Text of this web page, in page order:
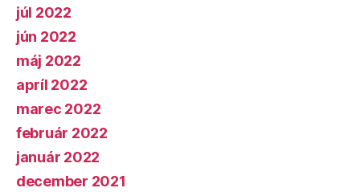
júl 2022
jún 2022
máj 2022
apríl 2022
marec 2022
február 2022
január 2022
december 2021